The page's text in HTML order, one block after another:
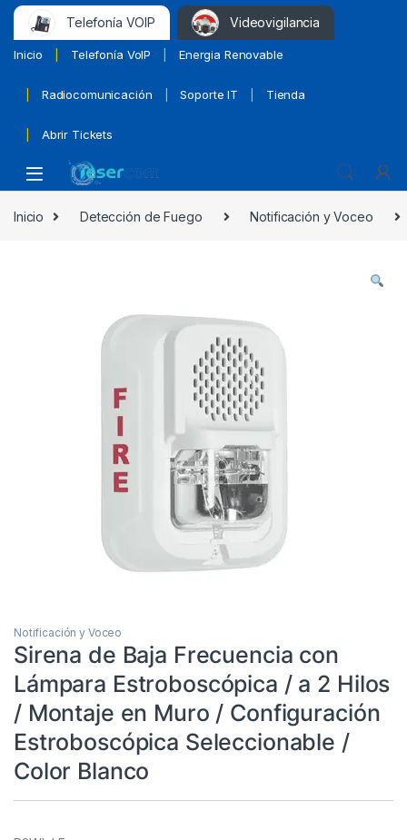
Telefonía VOIP Videovigilancia
Inicio Telefonía VoIP Energia Renovable
Radiocomunicación Soporte IT Tienda
Abrir Tickets
Inicio Detección de Fuego Notificación y Voceo
Notificación y Voceo
Sirena de Baja Frecuencia con
Lámpara Estroboscópica / a 2 Hilos
/ Montaje en Muro / Configuración
Estroboscópica Seleccionable /
Color Blanco